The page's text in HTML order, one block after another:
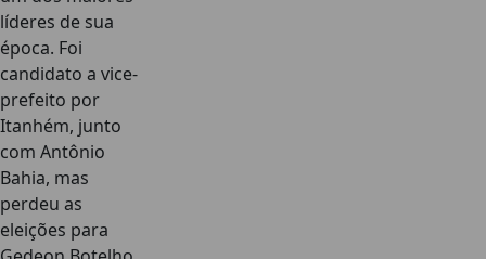
líderes de sua
época. Foi
candidato a vice-
prefeito por
Itanhém, junto
com Antônio
Bahia, mas
perdeu as
eleições para